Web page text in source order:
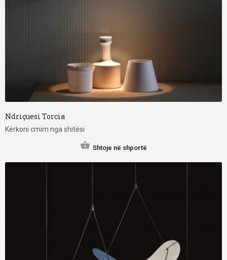
Ndriçuesi Torcia
Kërkoni cmim nga shitësi
Shtoje në shportë